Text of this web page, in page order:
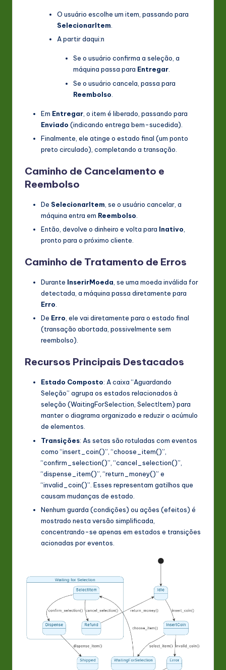
O usuário escolhe um item, passando para
SelecionarItem.
A partir daqui:n
Se o usuário confirma a seleção, a
máquina passa para Entregar.
Se o usuário cancela, passa para
Reembolso
Em Entregar , o item é liberado, passando para
Enviado (indicando entrega bem-sucedida).
Finalmente, ele atinge o estado final (um ponto
preto circulado), completando a transação.
Caminho de Cancelamento e
Reembolso
De SelecionarItem , se o usuário cancelar, a
máquina entra em Reembolso
Então, devolve o dinheiro e volta para Inativo
pronto para o próximo cliente.
Caminho de Tratamento de Erros
Durante InserirMoeda , se uma moeda inválida for
detectada, a máquina passa diretamente para
Erro
De Erro, ele vai diretamente para o estado final
(transação abortada, possivelmente sem
reembolso).
Recursos Principais Destacados
Estado Composto: A caixa “Aguardando
Seleção” agrupa os estados relacionados à
seleção (WaitingForSelection, SelectItem) para
manter o diagrama organizado e reduzir o acúmulo
de elementos.
Transições: As setas são rotuladas com eventos
como “insert_coin()”, “choose_item()”,
“confirm_selection()”, “cancel_selection()”,
“dispense_item()”, “return_money()” e
“invalid_coin()”. Esses representam gatilhos que
causam mudanças de estado.
Nenhum guarda (condições) ou ações (efeitos) é
mostrado nesta versão simplificada,
concentrando-se apenas em estados e transições
acionadas por eventos.